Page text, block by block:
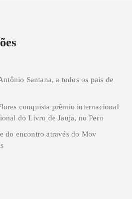
Santana, a todos os pais de
conquista prêmio internacional
do Livro de Jauja, no Peru
do encontro através do Mov